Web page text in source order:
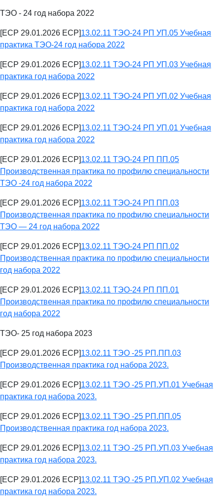
ТЭО - 24 год набора 2022
[ECP 29.01.2026 ECP]13.02.11 ТЭО-24 РП УП.05 Учебная
практика ТЭО-24 год набора 2022
[ECP 29.01.2026 ECP]13.02.11 ТЭО-24 РП УП.03 Учебная
практика год набора 2022
[ECP 29.01.2026 ECP]13.02.11 ТЭО-24 РП УП.02 Учебная
практика год набора 2022
[ECP 29.01.2026 ECP]13.02.11 ТЭО-24 РП УП.01 Учебная
практика год набора 2022
[ECP 29.01.2026 ECP]13.02.11 ТЭО-24 РП ПП.05
Производственная практика по профилю специальности
ТЭО -24 год набора 2022
[ECP 29.01.2026 ECP]13.02.11 ТЭО-24 РП ПП.03
Производственная практика по профилю специальности
ТЭО — 24 год набора 2022
[ECP 29.01.2026 ECP]13.02.11 ТЭО-24 РП ПП.02
Производственная практика по профилю специальности
год набора 2022
[ECP 29.01.2026 ECP]13.02.11 ТЭО-24 РП ПП.01
Производственная практика по профилю специальности
год набора 2022
ТЭО- 25 год набора 2023
[ECP 29.01.2026 ECP]13.02.11 ТЭО -25 РП.ПП.03
Производственная практика год набора 2023.
[ECP 29.01.2026 ECP]13.02.11 ТЭО -25 РП.УП.01 Учебная
практика год набора 2023.
[ECP 29.01.2026 ECP]13.02.11 ТЭО -25 РП.ПП.05
Производственная практика год набора 2023.
[ECP 29.01.2026 ECP]13.02.11 ТЭО -25 РП.УП.03 Учебная
практика год набора 2023.
[ECP 29.01.2026 ECP]13.02.11 ТЭО -25 РП.УП.02 Учебная
практика год набора 2023.